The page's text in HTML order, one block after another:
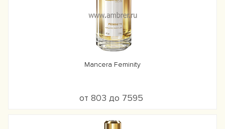
Mancera Feminity
от 803 до 7595